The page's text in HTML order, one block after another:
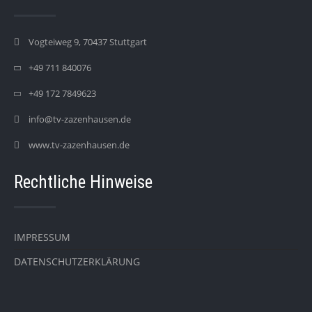
Vogteiweg 9, 70437 Stuttgart
+49 711 840076
+49 172 7849623
info@tv-zazenhausen.de
www.tv-zazenhausen.de
Rechtliche Hinweise
IMPRESSUM
DATENSCHUTZERKLÄRUNG